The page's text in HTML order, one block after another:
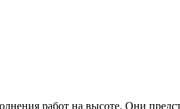
работ на высоте. Они